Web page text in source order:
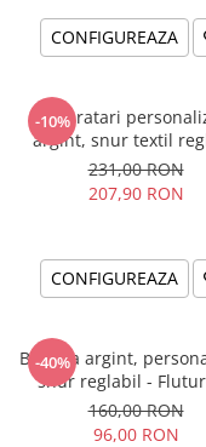
CONFIGUREAZA
-10%
Set bratari
argint, snur textil
Little Brothers
231,00 RON
207,90 RON
CONFIGUREAZA
-40%
Bratara argint,
snur reglabil -
Cristal
160,00 RON
96,00 RON